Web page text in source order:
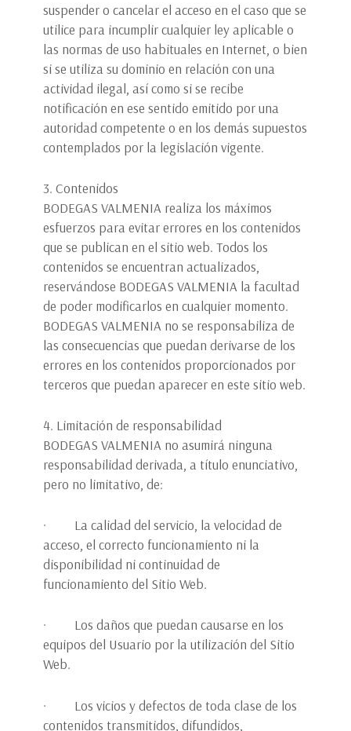
suspender o cancelar el acceso en el caso que se
utilice para incumplir cualquier ley aplicable o
las normas de uso habituales en Internet, o bien
si se utiliza su dominio en relación con una
actividad ilegal, así como si se recibe
notificación en ese sentido emitido por una
autoridad competente o en los demás supuestos
contemplados por la legislación vigente.
3. Contenidos
BODEGAS VALMENIA realiza los máximos
esfuerzos para evitar errores en los contenidos
que se publican en el sitio web. Todos los
contenidos se encuentran actualizados,
reservándose BODEGAS VALMENIA la facultad
de poder modificarlos en cualquier momento.
BODEGAS VALMENIA no se responsabiliza de
las consecuencias que puedan derivarse de los
errores en los contenidos proporcionados por
terceros que puedan aparecer en este sitio web.
4. Limitación de responsabilidad
BODEGAS VALMENIA no asumirá ninguna
responsabilidad derivada, a título enunciativo,
pero no limitativo, de:
· La calidad del servicio, la velocidad de
acceso, el correcto funcionamiento ni la
disponibilidad ni continuidad de
funcionamiento del Sitio Web.
· Los daños que puedan causarse en los
equipos del Usuario por la utilización del Sitio
Web.
· Los vicios y defectos de toda clase de los
contenidos transmitidos, difundidos,